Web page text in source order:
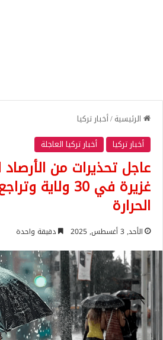
الرئيسية/أخبار تركيا
أخبار تركيا
أخبار تركيا العاجلة
عاجل تحذيرات من الأرصاد
غزيرة في 30
الحرارة
الأحد, 3 أغسطس, 2025 دقيقة واحدة